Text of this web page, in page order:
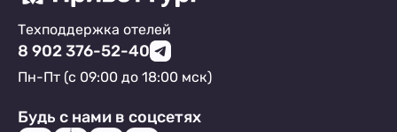
Техподдержка отелей
8 902 376-52-40
Пн-Пт (с 09:00 до 18:00 мск)
Будь с нами в соцсетях